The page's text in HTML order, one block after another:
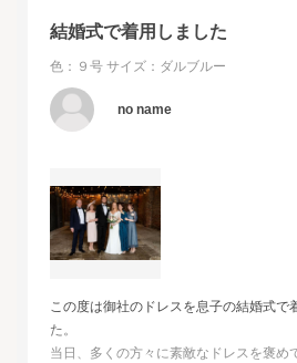
結婚式で着用しました
色：９号 サイズ：ダルブルー
no name
この度は御社のドレスを息子の結婚式で
た。
当日、多くの方々に素敵なドレスを褒め